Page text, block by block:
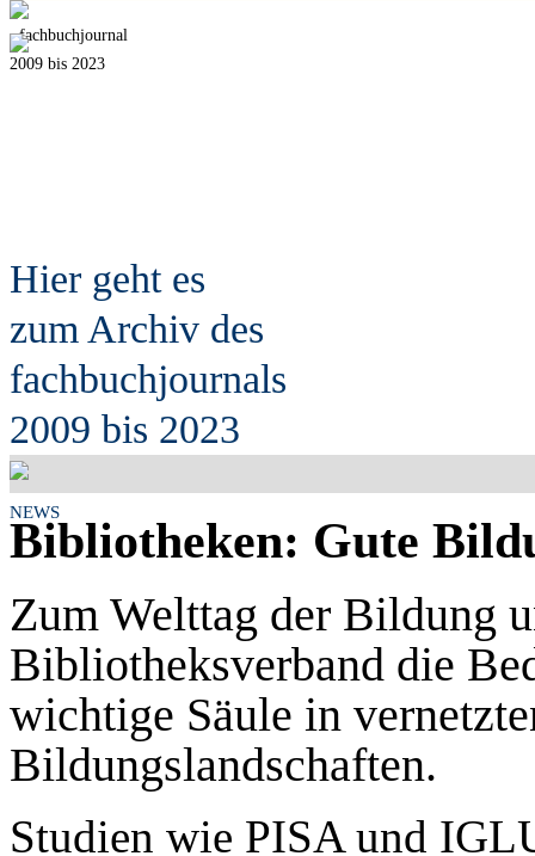
fachbuchjournal
2009 bis 2023
Hier geht es
zum Archiv des
fachbuchjournals
2009 bis 2023
NEWS
Bibliotheken: Gute
Zum Welttag der Bildung
Bibliotheksverband die
wichtige Säule in
Bildungslandschaften.
Studien wie PISA und